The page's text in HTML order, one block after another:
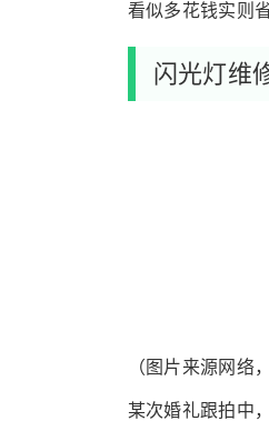
看似多花钱实则
闪光灯维
（图片来源网络
某次婚礼跟拍中